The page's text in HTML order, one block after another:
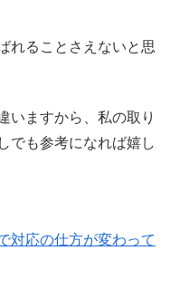
れることさえないと思
いますから、私の取り
でも参考になれば嬉し
対応の仕方が変わって